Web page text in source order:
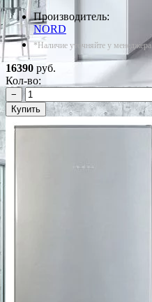
Производитель:
NORD
*Наличие уточняйте у менеджера
16390 руб.
Кол-во:
−
Купить